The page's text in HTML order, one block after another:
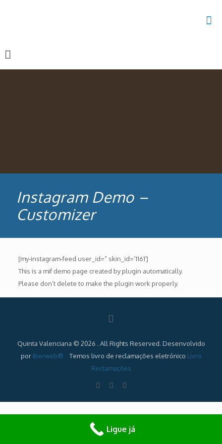
Instagram Demo –
Customizer
[my-instagram-feed user_id=” skin_id=’1161′]
This is a mif demo page created by plugin automatically.
Please don’t delete to make the plugin work properly.
Quinta Valenciana © 2026 . All Rights Reserved. Desenvolvido
por Iberweb® Temos livro de reclamações eletrónico Livro
Reclamações
Ligue já